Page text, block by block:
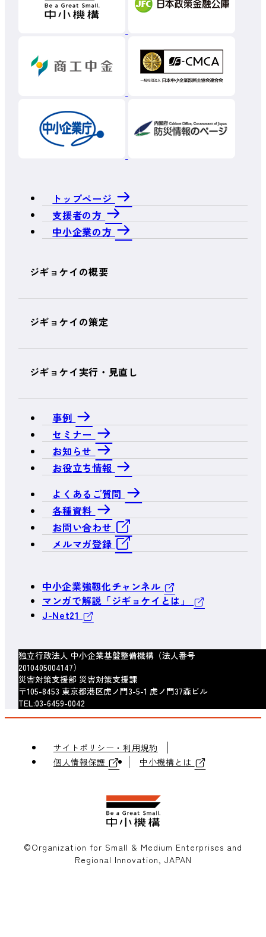
トップページ
支援者の方
中小企業の方
ジギョケイの概要
ジギョケイの策定
ジギョケイ実行・見直し
事例
セミナー
お知らせ
お役立ち情報
よくあるご質問
各種資料
お問い合わせ
メルマガ登録
中小企業強靱化チャンネル
マンガで解説「ジギョケイとは」
J-Net21
独立行政法人 中小企業基盤整備機構（法人番号
2010405004147）
災害対策支援部 災害対策支援課
〒105-8453 東京都港区虎ノ門3-5-1 虎ノ門37森ビル
TEL:03-6459-0042
サイトポリシー・利用規約
個人情報保護
中小機構とは
©Organization for Small & Medium Enterprises and
Regional Innovation, JAPAN